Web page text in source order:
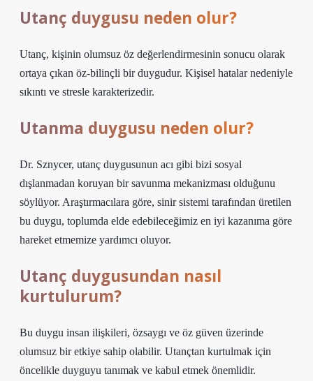
Utanç duygusu neden olur?
Utanç, kişinin olumsuz öz değerlendirmesinin sonucu olarak
ortaya çıkan öz-bilinçli bir duygudur. Kişisel hatalar nedeniyle
sıkıntı ve stresle karakterizedir.
Utanma duygusu neden olur?
Dr. Sznycer, utanç duygusunun acı gibi bizi sosyal
dışlanmadan koruyan bir savunma mekanizması olduğunu
söylüyor. Araştırmacılara göre, sinir sistemi tarafından üretilen
bu duygu, toplumda elde edebileceğimiz en iyi kazanıma göre
hareket etmemize yardımcı oluyor.
Utanç duygusundan nasıl
kurtulurum?
Bu duygu insan ilişkileri, özsaygı ve öz güven üzerinde
olumsuz bir etkiye sahip olabilir. Utançtan kurtulmak için
öncelikle duyguyu tanımak ve kabul etmek önemlidir.